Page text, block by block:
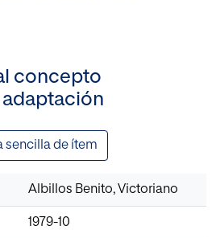
concepto
sencilla de ítem
Albillos Benito, Victoriano
1979-10